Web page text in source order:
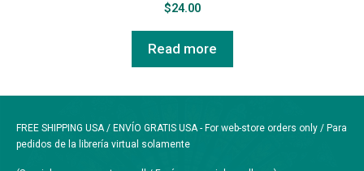
$24.00
Read more
FREE SHIPPING USA / ENVÍO GRATIS USA - For web-store orders only / Para
pedidos de la librería virtual solamente